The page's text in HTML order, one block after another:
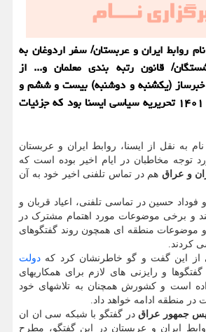
روابط ایران و عربستان/ سفر اردوغان به
قانون رتبه بندی معلمان و... از
خبرساز (یکشنبه و دوشنبه) بیست و ششم و
بیست و هفتم تیرماه ۱۴۰۱ تحریریه سیاسی ایسنا بود که جزئیات
به نقل از ایسنا، روابط ایران و عربستان
توجه مخاطبان در ایام اخیر بوده است که
و عراق هم در تماس تلفنی اخیر خود به آن
فوداد حسین در تماسی تلفنی، اعیاد قربان و
و برخی موضوعات مورد اهتمام مشترک در
و موضوعات منطقه ای همچون روند گفتگوهای
کردند.
این گفت و گو خاطرنشان کرد که دولت
و رایزنی های لازم برای همکاریهای
است و کشورش همچنان به تلاشهای خود
در منطقه ادامه خواهد داد.
جمهور عراقدر گفتگو با شبکه سی ان ان
روابط ایران و عربستان در این گفتگو، مطرح